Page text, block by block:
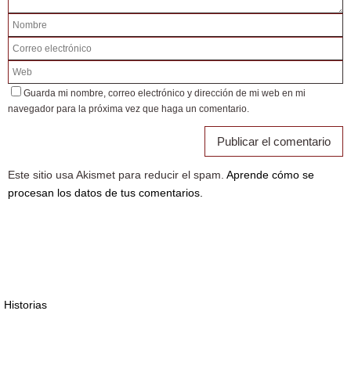
Guarda mi nombre, correo electrónico y dirección de mi web en mi
navegador para la próxima vez que haga un comentario.
Este sitio usa Akismet para reducir el spam. Aprende cómo se
procesan los datos de tus comentarios.
Historias